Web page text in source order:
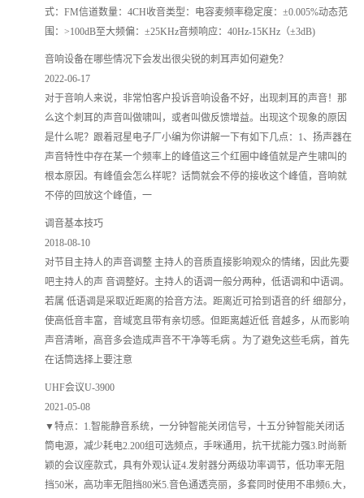
式：FM信道数量：4CH收音类型：电容麦频率稳定度：±0.005%动态范
围：>100dB至大频偏：±25KHz音频响应：40Hz-15KHz（±3dB)
音响设备在哪些情况下会发出很尖锐的刺耳声如何避免？
2022-06-17
对于音响人来说，非常怕客户投诉音响设备不好，出现刺耳的声音！那
么这个刺耳的声音叫做啸叫，或者叫做反馈增益。出现这个现象的原因
是什么呢？跟着冠星电子厂小编为你讲解一下有如下几点：1、扬声器在
声音特性中存在某一个频率上的峰值这三个红圈中峰值就是产生啸叫的
根本原因。有峰值会怎么样呢？话筒就会不停的接收这个峰值，音响就
不停的回放这个峰值，一
调音基本技巧
2018-08-10
对节目主持人的声音调整 主持人的音质直接影响观众的情绪，因此先要
吧主持人的声 音调整好。主持人的语调一般分两种，低语调和中语调。
若属 低语调是采取近距离的拾音方法。距离近可拾到语音的纤 细部分，
使高低音丰富，音域宽且带有亲切感。但距离越近低 音越多，从而影响
声音清晰，高音多会造成声音不干净等毛病 。为了避免这些毛病，首先
在话筒选择上要注意
UHF会议U-3900
2021-05-08
▼特点：1.智能静音系统，一分钟智能关闭信号，十五分钟智能关闭话
筒电源，减少耗电2.200组可选频点，手咪通用，抗干扰能力强3.时尚新
颖的会议座款式，具有外观认证4.发射器分两级功率调节，低功率无阻
挡50米，高功率无阻挡80米5.音色通透亮丽，多套同时使用不串频6.大，